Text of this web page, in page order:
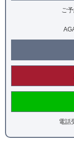
ご
電話